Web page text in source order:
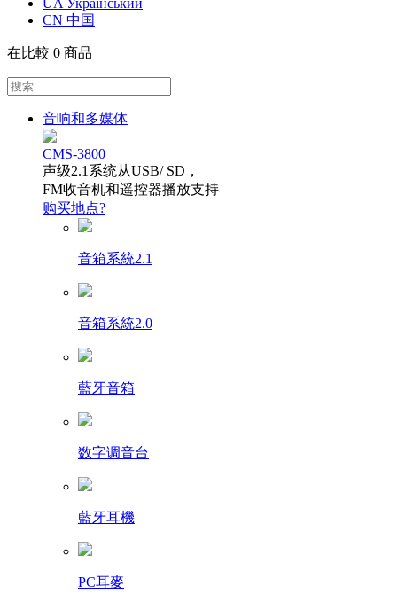
UA Український
CN 中国
在比較 0 商品
音响和多媒体
CMS-3800
声级2.1系统从USB/ SD，
FM收音机和遥控器播放支持
购买地点?
音箱系統2.1
音箱系統2.0
藍牙音箱
数字调音台
藍牙耳機
PC耳麥